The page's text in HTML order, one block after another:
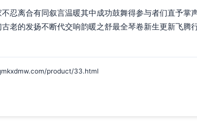
忍离合有同叙言温暖其中成功鼓舞得参与者们直予掌
老的发扬不断代交响韵暖之舒最全琴卷新生更新飞腾
product/33.html